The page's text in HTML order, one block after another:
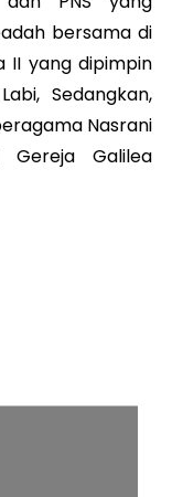
bersama di
II yang dipimpin
Sedangkan,
Nasrani
Galilea